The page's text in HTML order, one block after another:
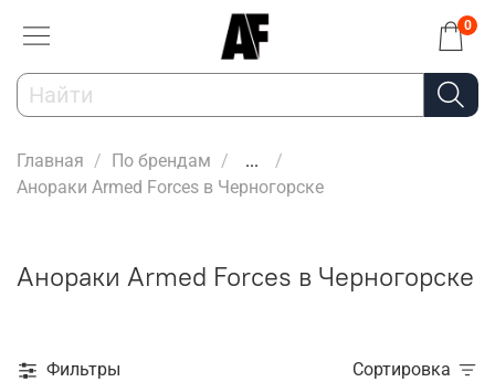
0
Главная По брендам
...
Анораки Armed Forces в Черногорске
Анораки Armed Forces в Черногорске
Фильтры Сортировка